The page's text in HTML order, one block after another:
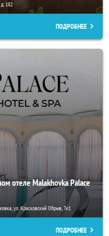
182
ПОДРОБНЕЕ
отеле Malakhovka Palace
ул. Красковский Обрыв, 7к1
ПОДРОБНЕЕ